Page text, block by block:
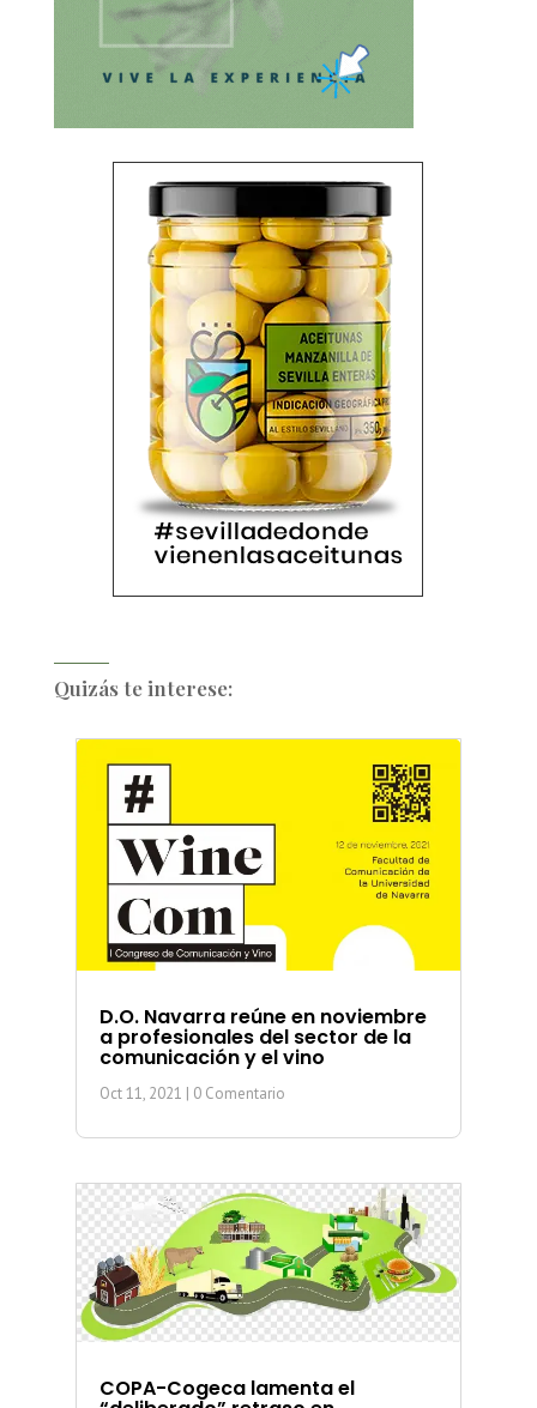
Quizás te interese:
D.O. Navarra reúne en noviembre
a profesionales del sector de la
comunicación y el vino
Oct 11, 2021 | 0 Comentario
COPA-Cogeca lamenta el